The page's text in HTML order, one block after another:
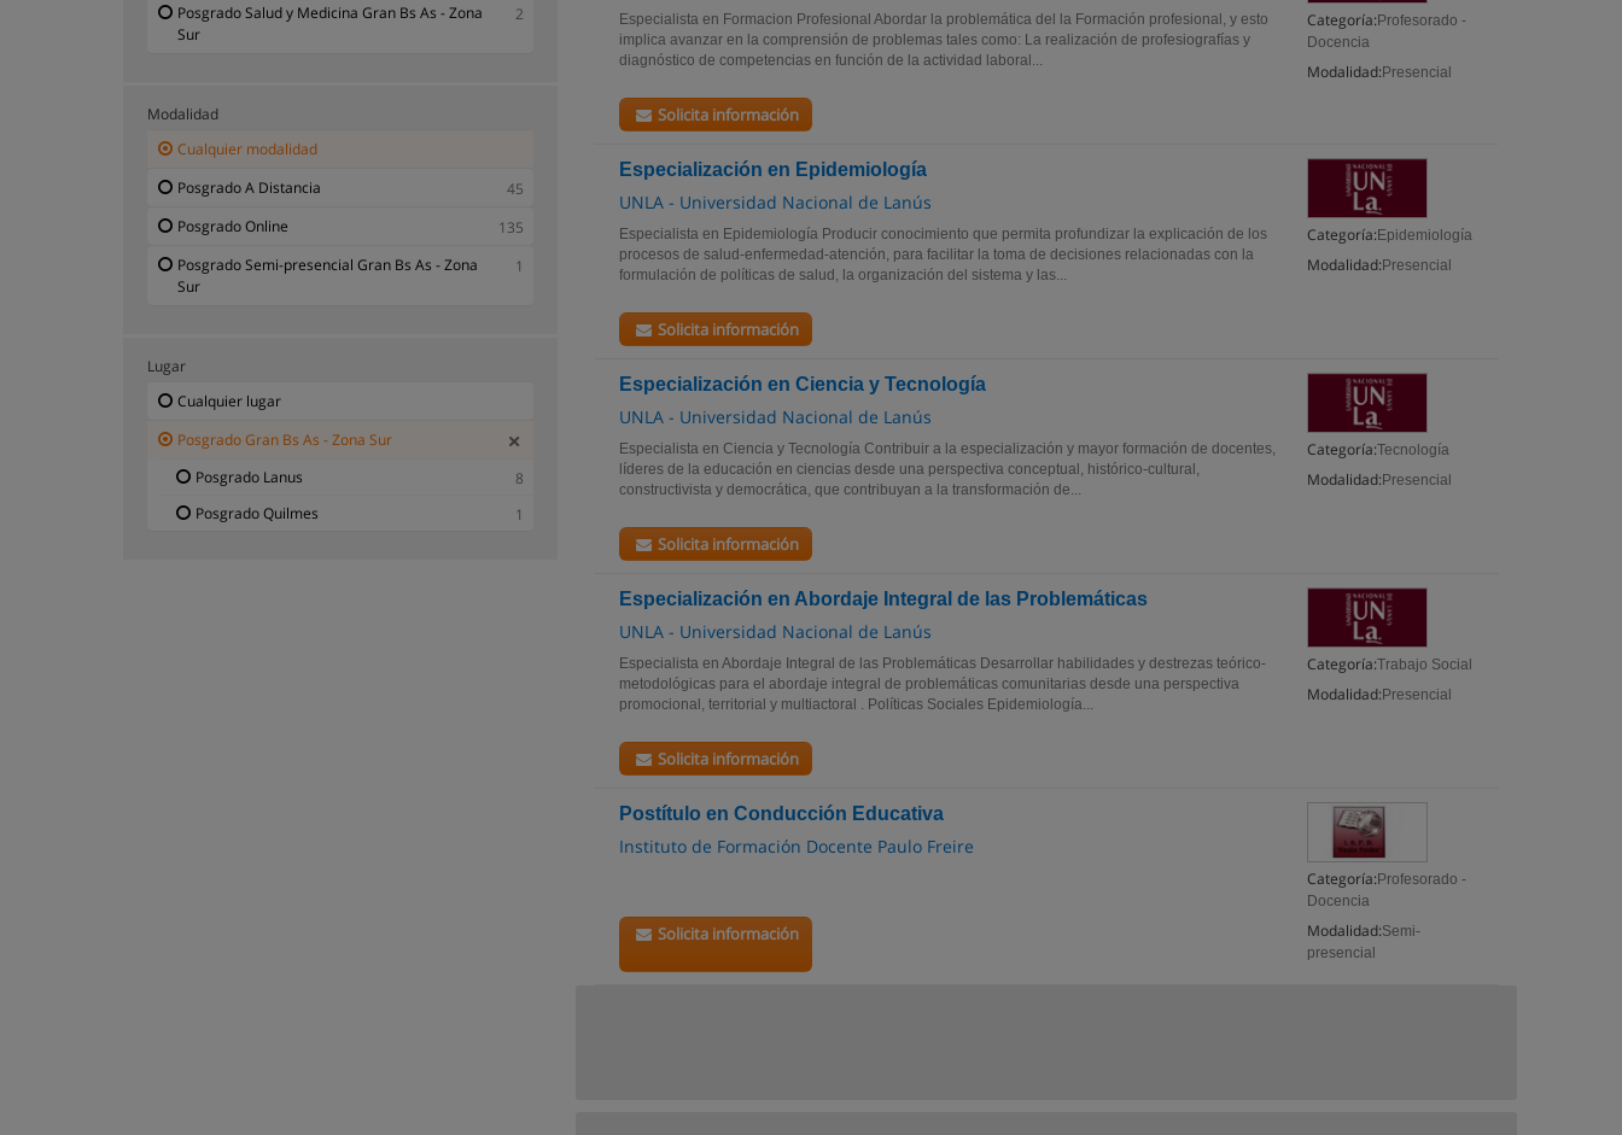
Categoría: Profesorado -
Docencia
Modalidad: Presencial
Especialista en Formacion Profesional Abordar la problemática del la Formación profesional, y esto
implica avanzar en la comprensión de problemas tales como: La realización de profesiografías y
diagnóstico de competencias en función de la actividad laboral...
Solicita información
Especialización en Epidemiología
UNLA - Universidad Nacional de Lanús
Categoría: Epidemiología
Modalidad: Presencial
Especialista en Epidemiología Producir conocimiento que permita profundizar la explicación de los
procesos de salud-enfermedad-atención, para facilitar la toma de decisiones relacionadas con la
formulación de políticas de salud, la organización del sistema y las...
Solicita información
Especialización en Ciencia y Tecnología
UNLA - Universidad Nacional de Lanús
Categoría:Tecnología
Modalidad: Presencial
Especialista en Ciencia y Tecnología Contribuir a la especialización y mayor formación de docentes,
líderes de la educación en ciencias desde una perspectiva conceptual, histórico-cultural,
constructivista y democrática, que contribuyan a la transformación de...
Solicita información
Especialización en Abordaje Integral de las Problemáticas
UNLA - Universidad Nacional de Lanús
Categoría:Trabajo Social
Modalidad: Presencial
Especialista en Abordaje Integral de las Problemáticas Desarrollar habilidades y destrezas teórico-
metodológicas para el abordaje integral de problemáticas comunitarias desde una perspectiva
promocional, territorial y multiactoral . Políticas Sociales Epidemiología...
Solicita información
Postítulo en Conducción Educativa
Instituto de Formación Docente Paulo Freire
Categoría: Profesorado -
Docencia
Modalidad:Semi-
presencial
Solicita información
Posgrado Salud y Medicina Gran Bs As - Zona
Sur
2
Modalidad
Cualquier modalidad
Posgrado A Distancia
45
Posgrado Online
135
Posgrado Semi-presencial Gran Bs As - Zona
Sur
1
Lugar
Cualquier lugar
Posgrado Gran Bs As - Zona Sur
Posgrado Lanus
8
Posgrado Quilmes
1